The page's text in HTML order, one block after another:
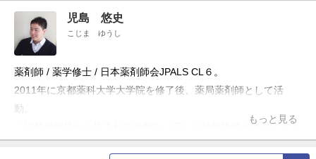
児島 悠史
こじま ゆうし
薬剤師 / 薬学修士 / 日本薬剤師会JPALS CL６。
2011年に京都薬科大学大学院を修了後、薬局薬剤師として活
動。
「誤解や偏見から生まれる悲劇を、正しい情報提供と教育によっ
て防ぎたい」という理念のもと、ブログ「お薬Q&A～Fizz Drug
もっと見る